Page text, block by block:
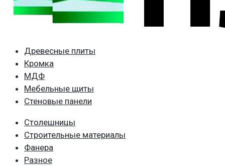
Древесные плиты
Кромка
МДФ
Мебельные щиты
Стеновые панели
Столешницы
Строительные материалы
Фанера
Разное